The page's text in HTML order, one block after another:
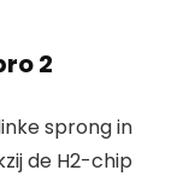
2
sprong in
de H2-chip